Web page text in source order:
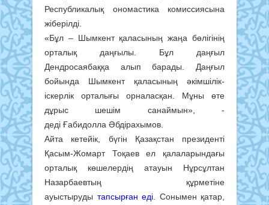
Республикалық ономастика комиссиясына
жіберілді.
«Бұл – Шымкент қаласының жаңа бөлігінің
орталық даңғылы. Бұл даңғыл
Дендросаябаққа алып барады. Даңғыл
бойында Шымкент қаласының әкімшілік-
іскерлік орталығы орналасқан. Мұны өте
дұрыс шешім санаймын», -
деді Ғабидолла Әбдірахымов.
Айта кетейік, бүгін Қазақстан президенті
Қасым-Жомарт Тоқаев ел қалаларындағы
орталық көшелердің атауын Нұрсұлтан
Назарбаевтың құрметіне
ауыстыруды тапсырған еді . Сонымен қатар,